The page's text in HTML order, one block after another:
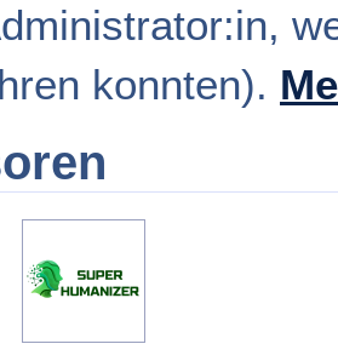
konnten).